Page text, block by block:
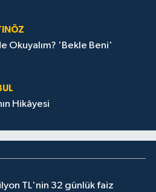
Okuyalım? 'Bekle Beni'
Hikâyesi
TL'nin 32 günlük faiz